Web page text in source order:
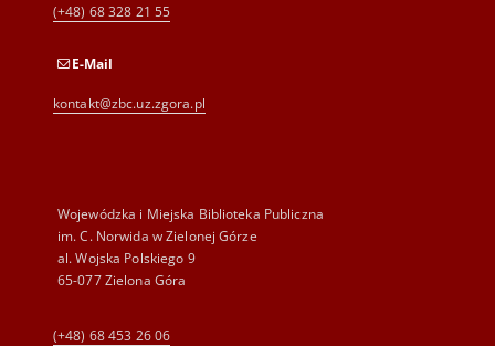
(+48) 68 328 21 55
E-Mail
kontakt@zbc.uz.zgora.pl
Wojewódzka i Miejska Biblioteka Publiczna
im. C. Norwida w Zielonej Górze
al. Wojska Polskiego 9
65-077 Zielona Góra
(+48) 68 453 26 06